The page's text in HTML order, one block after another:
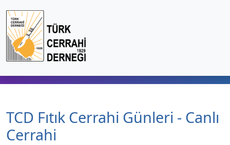
TCD Fıtık Cerrahi Günleri - Canlı
Cerrahi